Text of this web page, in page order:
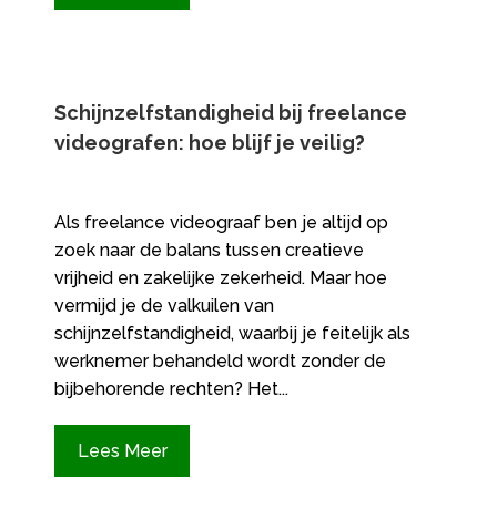
Schijnzelfstandigheid bij freelance
videografen: hoe blijf je veilig?
Als freelance videograaf ben je altijd op
zoek naar de balans tussen creatieve
vrijheid en zakelijke zekerheid.​ Maar hoe
vermijd je de valkuilen van
schijnzelfstandigheid, waarbij je feitelijk als
werknemer behandeld wordt zonder de
bijbehorende rechten? Het...
Lees Meer